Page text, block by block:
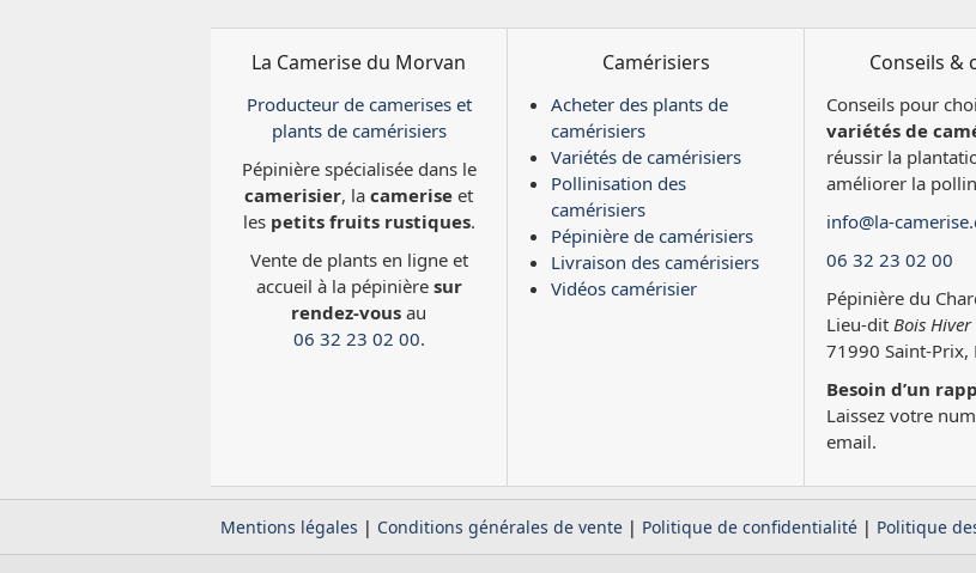
La Camerise du Morvan
Producteur de camerises et
plants de camérisiers
Pépinière spécialisée dans le
camerisier, la camerise et
les petits fruits rustiques.
Vente de plants en ligne et
accueil à la pépinière sur
rendez-vous au
06 32 23 02 00.
Camérisiers
Acheter des plants de
camérisiers
Variétés de camérisiers
Pollinisation des
camérisiers
Pépinière de camérisiers
Livraison des camérisiers
Vidéos camérisier
Conseils &
Conseils pour
variétés de
réussir la
améliorer la
info@la-
06 32 23 02 00
Pépinière du
Lieu-dit Bois Hiver
71990 Saint-Prix,
Besoin d’un
Laissez votre
email.
Mentions légales | Conditions générales de vente | Politique de confidentialité | Politique